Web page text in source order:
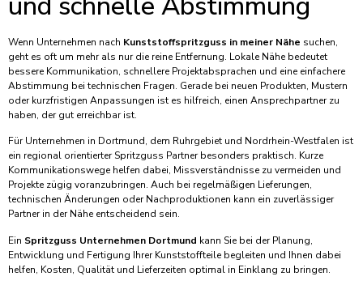
Wenn Unternehmen nach Kunststoffspritzguss in meiner Nähe suchen,
geht es oft um mehr als nur die reine Entfernung. Lokale Nähe bedeutet
bessere Kommunikation, schnellere Projektabsprachen und eine einfachere
Abstimmung bei technischen Fragen. Gerade bei neuen Produkten, Mustern
oder kurzfristigen Anpassungen ist es hilfreich, einen Ansprechpartner zu
haben, der gut erreichbar ist.
Für Unternehmen in Dortmund, dem Ruhrgebiet und Nordrhein-Westfalen ist
ein regional orientierter Spritzguss Partner besonders praktisch. Kurze
Kommunikationswege helfen dabei, Missverständnisse zu vermeiden und
Projekte zügig voranzubringen. Auch bei regelmäßigen Lieferungen,
technischen Änderungen oder Nachproduktionen kann ein zuverlässiger
Partner in der Nähe entscheidend sein.
Ein Spritzguss Unternehmen Dortmund kann Sie bei der Planung,
Entwicklung und Fertigung Ihrer Kunststoffteile begleiten und Ihnen dabei
helfen, Kosten, Qualität und Lieferzeiten optimal in Einklang zu bringen.